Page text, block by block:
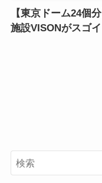
【東京ドーム24個
施設VISONがスゴイ